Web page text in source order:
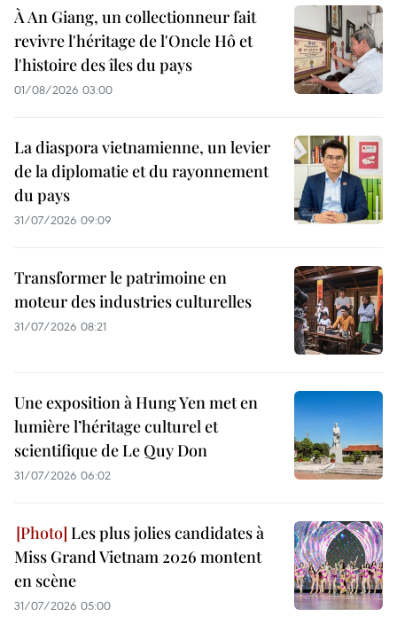
À An Giang, un collectionneur fait
revivre l'héritage de l'Oncle Hô et
l'histoire des îles du pays
01/08/2026 03:00
La diaspora vietnamienne, un levier
de la diplomatie et du rayonnement
du pays
31/07/2026 09:09
Transformer le patrimoine en
moteur des industries culturelles
31/07/2026 08:21
Une exposition à Hung Yen met en
lumière l’héritage culturel et
scientifique de Le Quy Don
31/07/2026 06:02
Les plus jolies candidates à
Miss Grand Vietnam 2026 montent
en scène
31/07/2026 05:00